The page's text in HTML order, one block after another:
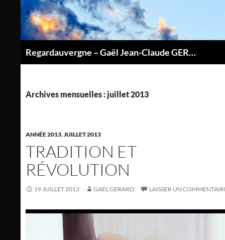
contenu
Regardauvergne – Gaël Jean-Claude GERARD
Archives mensuelles : juillet 2013
ANNÉE 2013,JUILLET 2013
TRADITION ET
RÉVOLUTION
19 JUILLET 2013 GAEL GERARD LAISSER UN